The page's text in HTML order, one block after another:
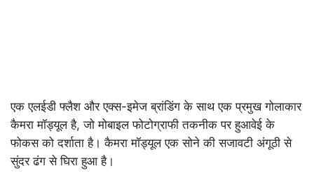
एक एलईडी फ्लैश और एक्स-इमेज ब्रांडिंग के साथ एक प्रमुख गोलाकार
कैमरा मॉड्यूल है, जो मोबाइल फोटोग्राफी तकनीक पर हुआवेई के
फोकस को दर्शाता है। कैमरा मॉड्यूल एक सोने की सजावटी अंगूठी से
सुंदर ढंग से घिरा हुआ है।